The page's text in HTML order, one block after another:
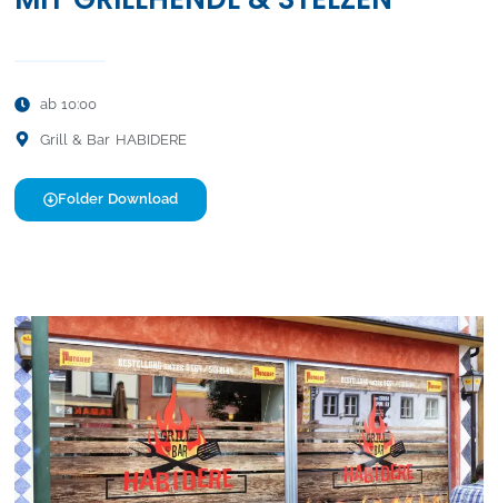
ab 10:00
Grill & Bar HABIDERE
Folder Download